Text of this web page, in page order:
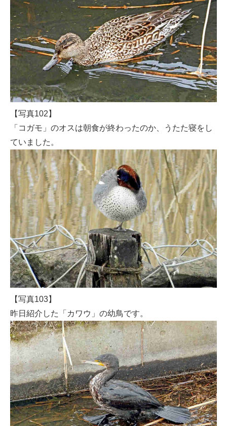
【写真102】
「コガモ」のオスは朝食が終わったのか、うたた寝をし
ていました。
【写真103】
昨日紹介した「カワウ」の幼鳥です。